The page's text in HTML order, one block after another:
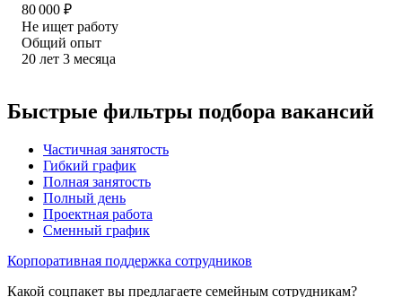
80 000 ₽
Не ищет работу
Общий опыт
20 лет 3 месяца
Быстрые фильтры подбора вакансий
Частичная занятость
Гибкий график
Полная занятость
Полный день
Проектная работа
Сменный график
Корпоративная поддержка сотрудников
Какой соцпакет вы предлагаете семейным сотрудникам?